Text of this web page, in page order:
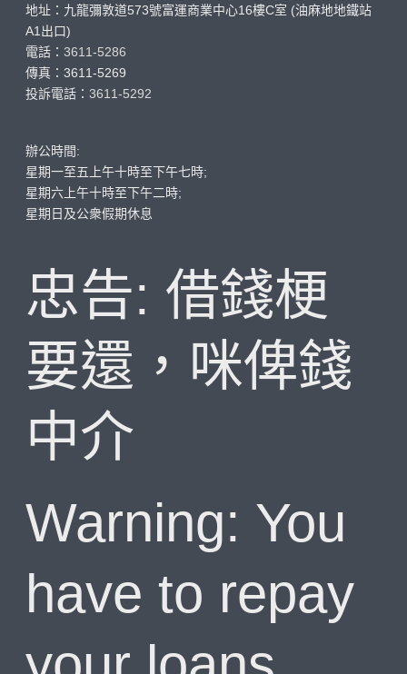
地址：九龍彌敦道573號富運商業中心16樓C室 (油麻地地鐵站
A1出口)
電話：3611-5286
傳真：3611-5269
投訴電話：3611-5292
辦公時間:
星期一至五上午十時至下午七時;
星期六上午十時至下午二時;
星期日及公衆假期休息
忠告: 借錢梗
要還，咪俾錢
中介
Warning: You
have to repay